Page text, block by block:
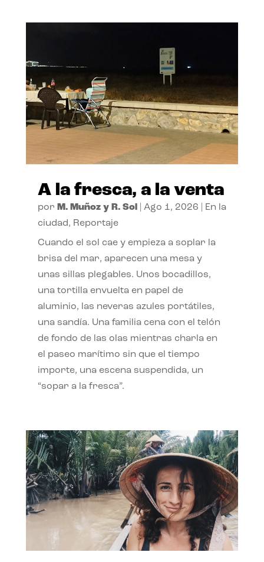
A la fresca, a la venta
por M. Muñoz y R. Sol| Ago 1, 2026
En la
ciudad, Reportaje
Cuando el sol cae y empieza a soplar la
brisa del mar, aparecen una mesa y
unas sillas plegables. Unos bocadillos,
una tortilla envuelta en papel de
aluminio, las neveras azules portátiles,
una sandía. Una familia cena con el telón
de fondo de las olas mientras charla en
el paseo marítimo sin que el tiempo
importe, una escena suspendida, un
“sopar a la fresca”.